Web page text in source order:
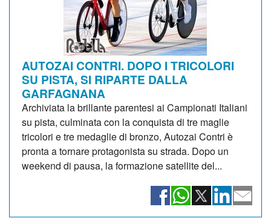
AUTOZAI CONTRI. DOPO I TRICOLORI
SU PISTA, SI RIPARTE DALLA
GARFAGNANA
Archiviata la brillante parentesi ai Campionati Italiani
su pista, culminata con la conquista di tre maglie
tricolori e tre medaglie di bronzo, Autozai Contri è
pronta a tornare protagonista su strada. Dopo un
weekend di pausa, la formazione satellite del...